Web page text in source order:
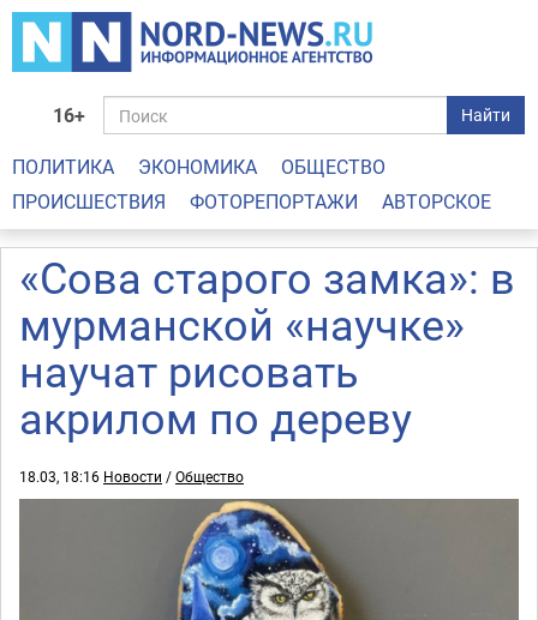
16+ Найти
ПОЛИТИКА ЭКОНОМИКА
ОБЩЕСТВО
ПРОИСШЕСТВИЯ
ФОТОРЕПОРТАЖИ АВТОРСКОЕ
«Сова старого замка»: в
мурманской «научке»
научат рисовать
акрилом по дереву
18.03, 18:16 Новости /Общество